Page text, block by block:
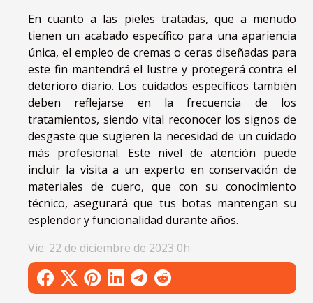
En cuanto a las pieles tratadas, que a menudo
tienen un acabado específico para una apariencia
única, el empleo de cremas o ceras diseñadas para
este fin mantendrá el lustre y protegerá contra el
deterioro diario. Los cuidados específicos también
deben reflejarse en la frecuencia de los
tratamientos, siendo vital reconocer los signos de
desgaste que sugieren la necesidad de un cuidado
más profesional. Este nivel de atención puede
incluir la visita a un experto en conservación de
materiales de cuero, que con su conocimiento
técnico, asegurará que tus botas mantengan su
esplendor y funcionalidad durante años.
Vie. 22 de diciembre de 2023 0h